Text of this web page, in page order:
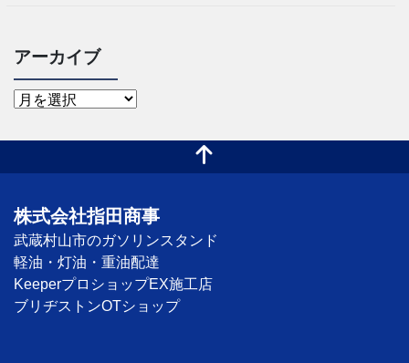
アーカイブ
株式会社指田商事
武蔵村山市のガソリンスタンド
軽油・灯油・重油配達
KeeperプロショップEX施工店
ブリヂストンOTショップ